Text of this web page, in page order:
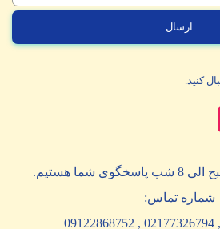
کنید.
شماره تماس: